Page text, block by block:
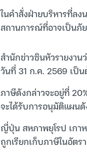
ในคำสั่งฝ่ายบริหารที่ล
สถานการณ์ที่อาจเป็นภั
สำนักข่าวซินหัวรายงาน
วันที่ 31 ก.ค. 2569 เป็
ภาษีดังกล่าวจะอยู่ที่
จะได้รับการอนุมัติแผน
ญี่ปุ่น สหภาพยุโรป เกา
ถูกเรียกเก็บภาษีในอัตร